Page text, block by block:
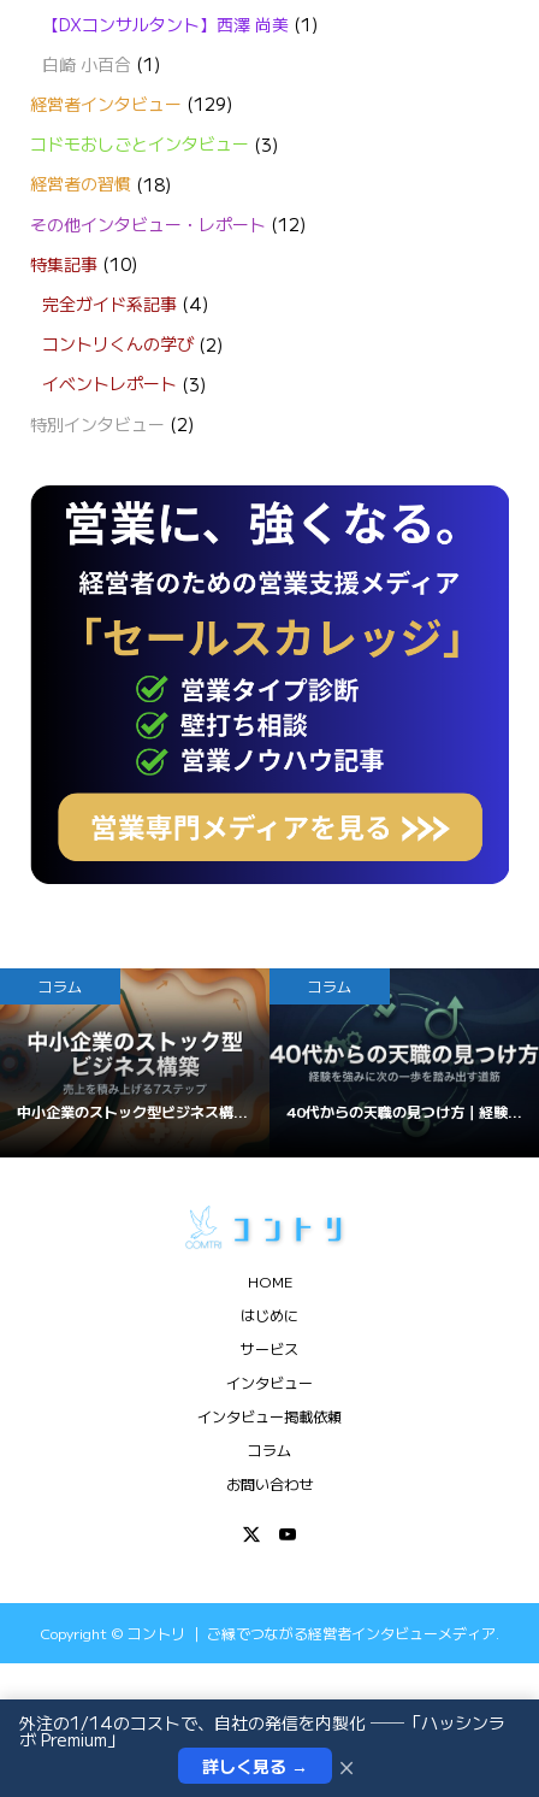
【DXコンサルタント】西澤 尚美 (1)
白崎 小百合 (1)
経営者インタビュー (129)
コドモおしごとインタビュー (3)
経営者の習慣(18)
その他インタビュー・レポート (12)
特集記事(10)
完全ガイド系記事 (4)
コントリくんの学び(2)
イベントレポート (3)
特別インタビュー (2)
コラム
中小企業のストック型ビジネス構...
コラム
40代からの天職の見つけ方｜経験...
HOME
はじめに
サービス
インタビュー
インタビュー掲載依頼
コラム
お問い合わせ
Copyright © コントリ ｜ ご縁でつながる経営者インタビューメディア.
インタビュー依頼
外注の1/14のコストで、自社の発信を内製化 ──「ハッシンラ
ボ Premium」
詳しく見る →
×